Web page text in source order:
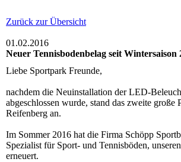
Zurück zur Übersicht
01.02.2016
Neuer Tennisbodenbelag seit Wintersaison
Liebe Sportpark Freunde,
nachdem die Neuinstallation der LED-
abgeschlossen wurde, stand das zweite große
Reifenberg an.
Im Sommer 2016 hat die Firma Schöpp
Spezialist für Sport- und Tennisböden,
erneuert.